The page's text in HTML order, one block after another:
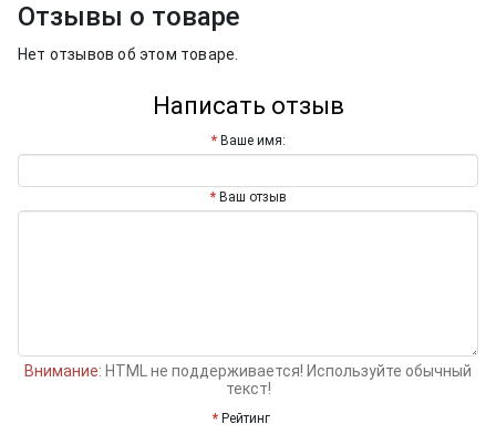
Отзывы о товаре
Нет отзывов об этом товаре.
Написать отзыв
Ваше имя:
Ваш отзыв
Внимание: HTML не поддерживается! Используйте обычный
текст!
Рейтинг